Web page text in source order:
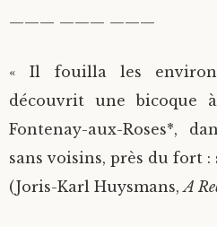
——— ——— ———
« Il fouilla les
découvrit une bicoque
Fontenay-aux-Roses*,
sans voisins, près du fort :
(Joris-Karl Huysmans,A